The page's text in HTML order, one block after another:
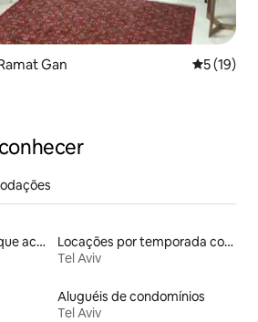
Gan 5 de uma
5 (19)
Aluguéis de espaços que aceitam animais de estimação
Locações por temporada com piscina
Tel Aviv
Aluguéis de condomínios
Tel Aviv